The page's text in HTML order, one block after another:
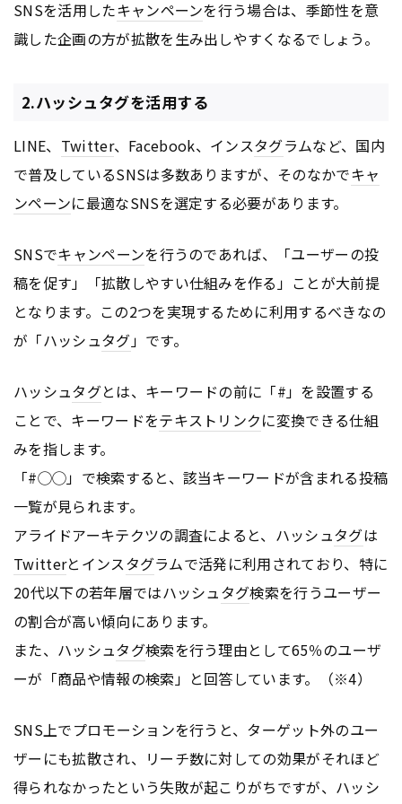
SNSを活用したキャンペーンを行う場合は、季節性を意
識した企画の方が拡散を生み出しやすくなるでしょう。
2.ハッシュタグを活用する
LINE、 Twitter、Facebook、インスタグラムなど、国内
で普及しているSNSは多数ありますが、そのなかでキャ
ンペーンに最適なSNSを選定する必要があります。
SNSでキャンペーンを行うのであれば、「ユーザーの投
稿を促す」「拡散しやすい仕組みを作る」ことが大前提
となります。この2つを実現するために利用するべきなの
が「ハッシュタグ」です。
ハッシュタグとは、キーワードの前に「#」を設置する
ことで、キーワードをテキスト リンクに変換できる仕組
みを指します。
「#◯◯」で検索すると、該当キーワードが含まれる投稿
一覧が見られます。
アライドアーキテクツの調査によると、ハッシュタグは
Twitterとインスタグラムで活発に利用されており、特に
20代以下の若年層ではハッシュタグ検索を行うユーザー
の割合が高い傾向にあります。
また、ハッシュタグ検索を行う理由として65％のユーザ
ーが「商品や情報の検索」と回答しています。（※4）
SNS上でプロモーションを行うと、ターゲット外のユー
ザーにも拡散され、リーチ数に対しての効果がそれほど
得られなかったという失敗が起こりがちですが、ハッシ